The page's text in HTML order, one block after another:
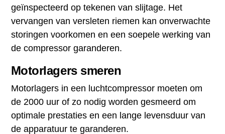
geïnspecteerd op tekenen van slijtage. Het
vervangen van versleten riemen kan onverwachte
storingen voorkomen en een soepele werking van
de compressor garanderen.
Motorlagers smeren
Motorlagers in een luchtcompressor moeten om
de 2000 uur of zo nodig worden gesmeerd om
optimale prestaties en een lange levensduur van
de apparatuur te garanderen.